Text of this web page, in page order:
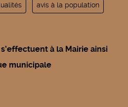
avis à la population
à la Mairie ainsi
municipale